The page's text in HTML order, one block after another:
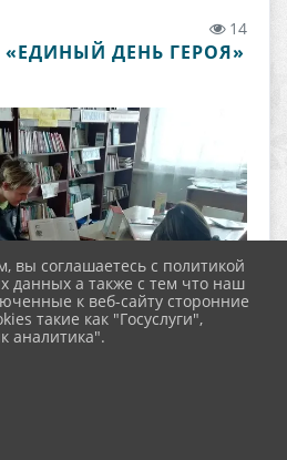
14
ДЕНЬ ГЕРОЯ»
вы соглашаетесь с политикой
данных а также с тем что наш
к веб-сайту сторонние
такие как "Госуслуги",
аналитика".